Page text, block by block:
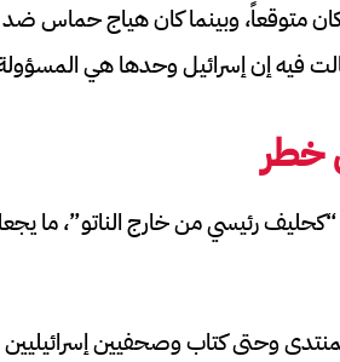
متوقعاً، وبينما كان هياج حماس ضد
قالت فيه إن إسرائيل وحدها هي
خطر
قطر “كحليف رئيسي من خارج الناتو”، ما
وحتى كتاب وصحفيين